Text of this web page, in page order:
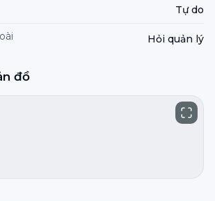
Tự do
Hỏi quản lý
đồ